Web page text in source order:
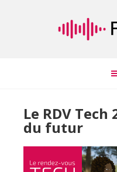
Le RDV Tech
du futur